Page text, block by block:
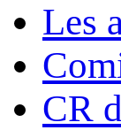
Les
CR